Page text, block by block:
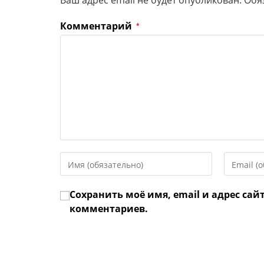
Комментарий *
свое
или
имя
свой
адрес,
Сохранить моё имя, email и адрес
комментариев.